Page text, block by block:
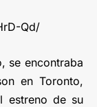
Qd/
se encontraba
en Toronto,
estreno de su